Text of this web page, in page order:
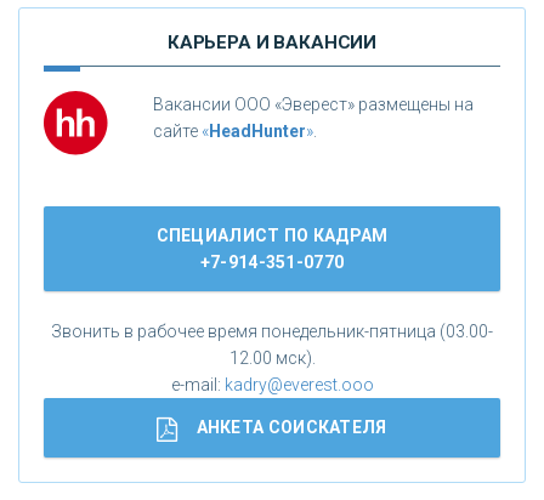
КАРЬЕРА И ВАКАНСИИ
Вакансии ООО «Эверест» размещены на
сайте «HeadHunter».
СПЕЦИАЛИСТ ПО КАДРАМ
+7-914-351-0770
Звонить в рабочее время понедельник-пятница (03.00-
12.00 мск).
e-mail: kadry@everest.ooo
АНКЕТА СОИСКАТЕЛЯ